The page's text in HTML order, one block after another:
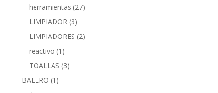
herramientas (27)
LIMPIADOR (3)
LIMPIADORES (2)
reactivo (1)
TOALLAS (3)
BALERO (1)